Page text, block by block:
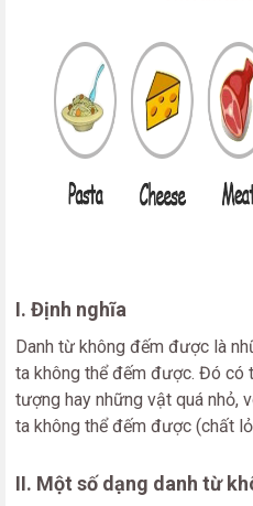
I. Định nghĩa
Danh từ không đếm được là
ta không thể đếm được. Đó có
tượng hay những vật quá nhỏ,
ta không thể đếm được (chất
II. Một số dạng danh từ